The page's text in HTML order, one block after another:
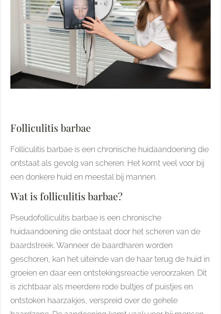
Folliculitis barbae
Folliculitis barbae is een chronische huidaandoening die
ontstaat als gevolg van scheren. Het komt veel voor bij
een donkere huid en meestal bij mannen.
Wat is folliculitis barbae?
Pseudofolliculitis barbae is een chronische
huidaandoening die ontstaat door het scheren van de
baardstreek. Wanneer de baardharen worden
geschoren, kan het uiteinde van de haar terug de huid in
groeien en daar een ontstekingsreactie veroorzaken. Dit
is zichtbaar als meerdere rode bultjes of puistjes en
ontstoken haarzakjes, verspreid over de gehele